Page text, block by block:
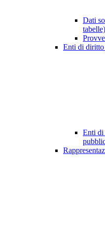
Dati
tabelle)
Enti di
Enti di